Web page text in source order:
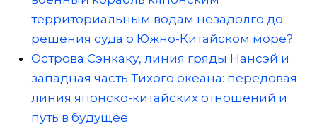
территориальным водам незадолго до
решения суда о Южно-Китайском море?
Острова Сэнкаку, линия гряды Нансэй и
западная часть Тихого океана: передовая
линия японско-китайских отношений и
путь в будущее